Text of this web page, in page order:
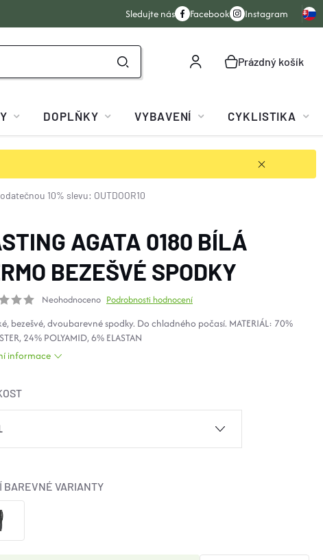
Sledujte nás Facebook Instagram
NÁKUPNÍ
Prázdný košík
DOPLŇKY VYBAVENÍ CYKLISTIKA
10% slevu: OUTDOOR10
AGATA 0180 BÍLÁ
BEZEŠVÉ SPODKY
Neohodnoceno Podrobnosti hodnocení
bezešvé, dvoubarevné spodky. Do chladného počasí. MATERIÁL: 70%
, 24% POLYAMID, 6% ELASTAN
informace
BAREVNÉ VARIANTY